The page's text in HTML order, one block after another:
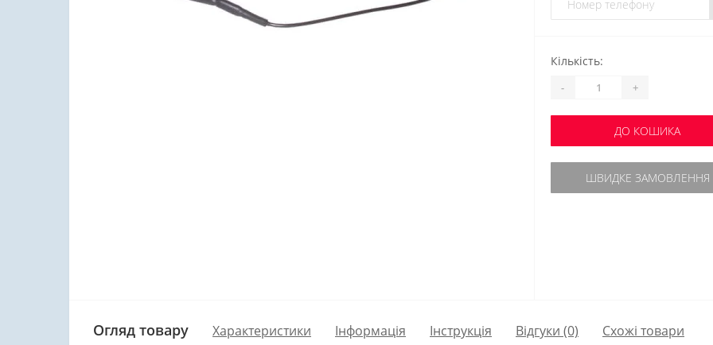
Кількість:
- +
ДО КОШИКА
ШВИДКЕ ЗАМОВЛЕННЯ
Огляд товару Характеристики Інформація Інструкція Відгуки (0) Схожі товари